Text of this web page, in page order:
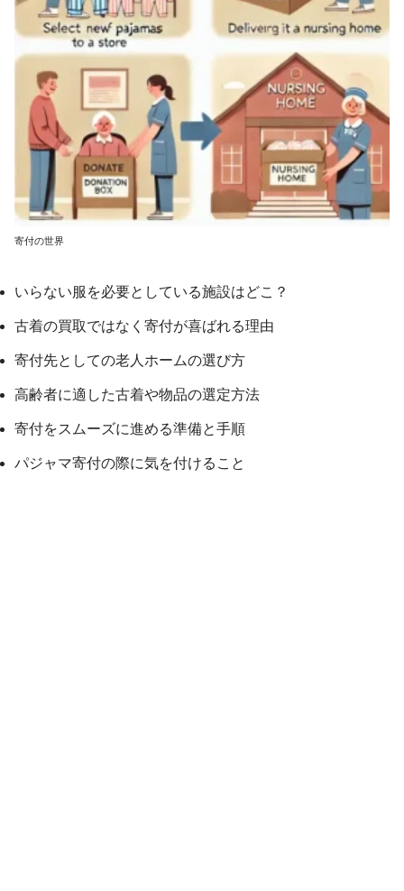
寄付の世界
いらない服を必要としている施設はどこ？
古着の買取ではなく寄付が喜ばれる理由
寄付先としての老人ホームの選び方
高齢者に適した古着や物品の選定方法
寄付をスムーズに進める準備と手順
パジャマ寄付の際に気を付けること